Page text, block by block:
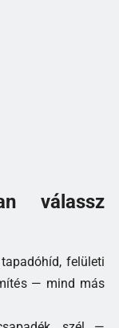
válassz
felületi
— mind más